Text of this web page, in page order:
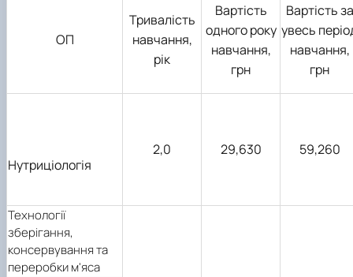
ОП
Тривалість
навчання,
рік
Вартість
одного року
навчання,
грн
Вартість за
увесь
навчання,
грн
Нутриціологія
2,0 29,630 59,260
Технології
зберігання,
консервування та
переробки м'яса